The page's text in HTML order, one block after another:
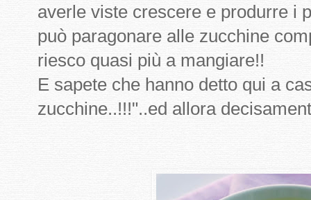
averle viste crescere e produrre i
può paragonare alle zucchine
riesco quasi più a mangiare!!
E sapete che hanno detto qui a
zucchine..!!!"..ed allora